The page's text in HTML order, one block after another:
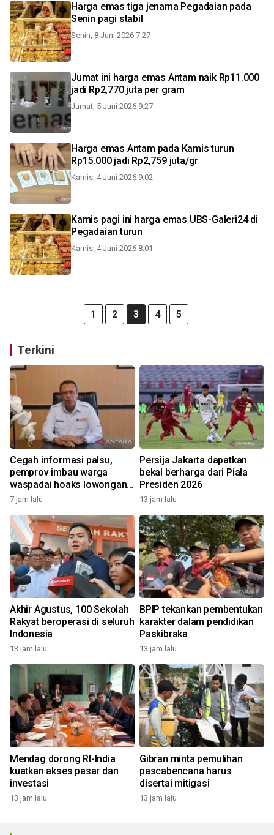
Harga emas tiga jenama Pegadaian pada
Senin pagi stabil
Senin, 8 Juni 2026 7:27
Jumat ini harga emas Antam naik Rp11.000
jadi Rp2,770 juta per gram
Jumat, 5 Juni 2026 9:27
Harga emas Antam pada Kamis turun
Rp15.000 jadi Rp2,759 juta/gr
Kamis, 4 Juni 2026 9:02
Kamis pagi ini harga emas UBS-Galeri24 di
Pegadaian turun
Kamis, 4 Juni 2026 8:01
1 2 3 4 5
Terkini
Cegah informasi palsu,
pemprov imbau warga
waspadai hoaks lowongan
kerja Blok Masela
7 jam lalu
Persija Jakarta dapatkan
bekal berharga dari Piala
Presiden 2026
13 jam lalu
Akhir Agustus, 100 Sekolah
Rakyat beroperasi di seluruh
Indonesia
13 jam lalu
BPIP tekankan pembentukan
karakter dalam pendidikan
Paskibraka
13 jam lalu
Mendag dorong RI-India
kuatkan akses pasar dan
investasi
13 jam lalu
Gibran minta pemulihan
pascabencana harus
disertai mitigasi
13 jam lalu